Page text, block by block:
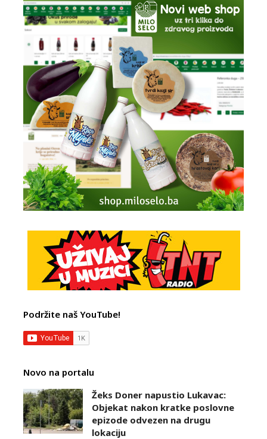
Podržite naš YouTube!
Novo na portalu
Žeks Doner napustio Lukavac:
Objekat nakon kratke poslovne
epizode odvezen na drugu
lokaciju